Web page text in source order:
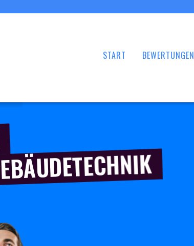
START BEWERTUNGEN